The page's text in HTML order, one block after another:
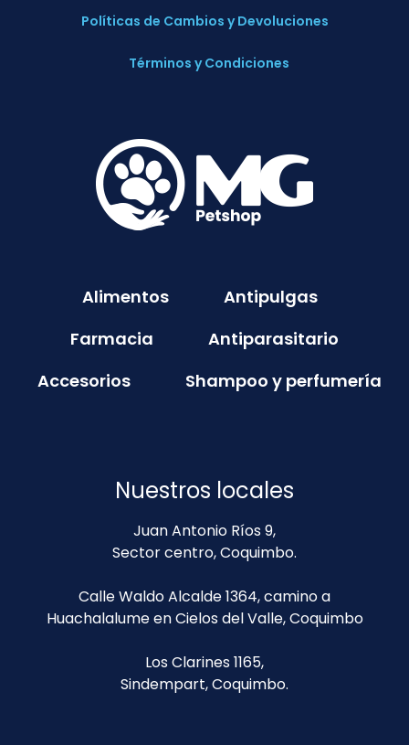
Políticas de Cambios y Devoluciones
Términos y Condiciones
Alimentos
Antipulgas
Farmacia
Antiparasitario
Accesorios
Shampoo y perfumería
Nuestros locales
Juan Antonio Ríos 9,
Sector centro, Coquimbo.
Calle Waldo Alcalde 1364, camino a
Huachalalume en Cielos del Valle, Coquimbo
Los Clarines 1165,
Sindempart, Coquimbo.